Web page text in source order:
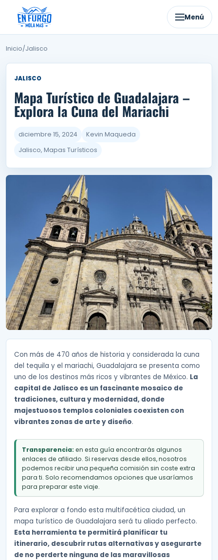
contenido
Menú
Inicio/Jalisco
JALISCO
Mapa Turístico de Guadalajara –
Explora la Cuna del Mariachi
diciembre 15, 2024
Kevin Maqueda
Jalisco, Mapas Turísticos
Con más de 470 años de historia y considerada la cuna
del tequila y el mariachi, Guadalajara se presenta como
uno de los destinos más ricos y vibrantes de México. La
capital de Jalisco es un fascinante mosaico de
tradiciones, cultura y modernidad, donde
majestuosos templos coloniales coexisten con
vibrantes zonas de arte y diseño.
Transparencia: en esta guía encontrarás algunos
enlaces de afiliado. Si reservas desde ellos, nosotros
podemos recibir una pequeña comisión sin coste extra
para ti. Solo recomendamos opciones que usaríamos
para preparar este viaje.
Para explorar a fondo esta multifacética ciudad, un
mapa turístico de Guadalajara será tu aliado perfecto.
Esta herramienta te permitirá planificar tu
itinerario, descubrir rutas alternativas y asegurarte
de no perderte ninguna de las maravillosas